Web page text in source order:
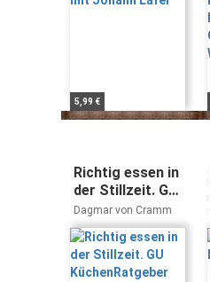
5,99 €
Richtig essen in
der Stillzeit. GU
KüchenRatgeber
Dagmar von Cramm